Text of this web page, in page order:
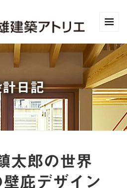
日記
太郎の世界
壁庇デザイン